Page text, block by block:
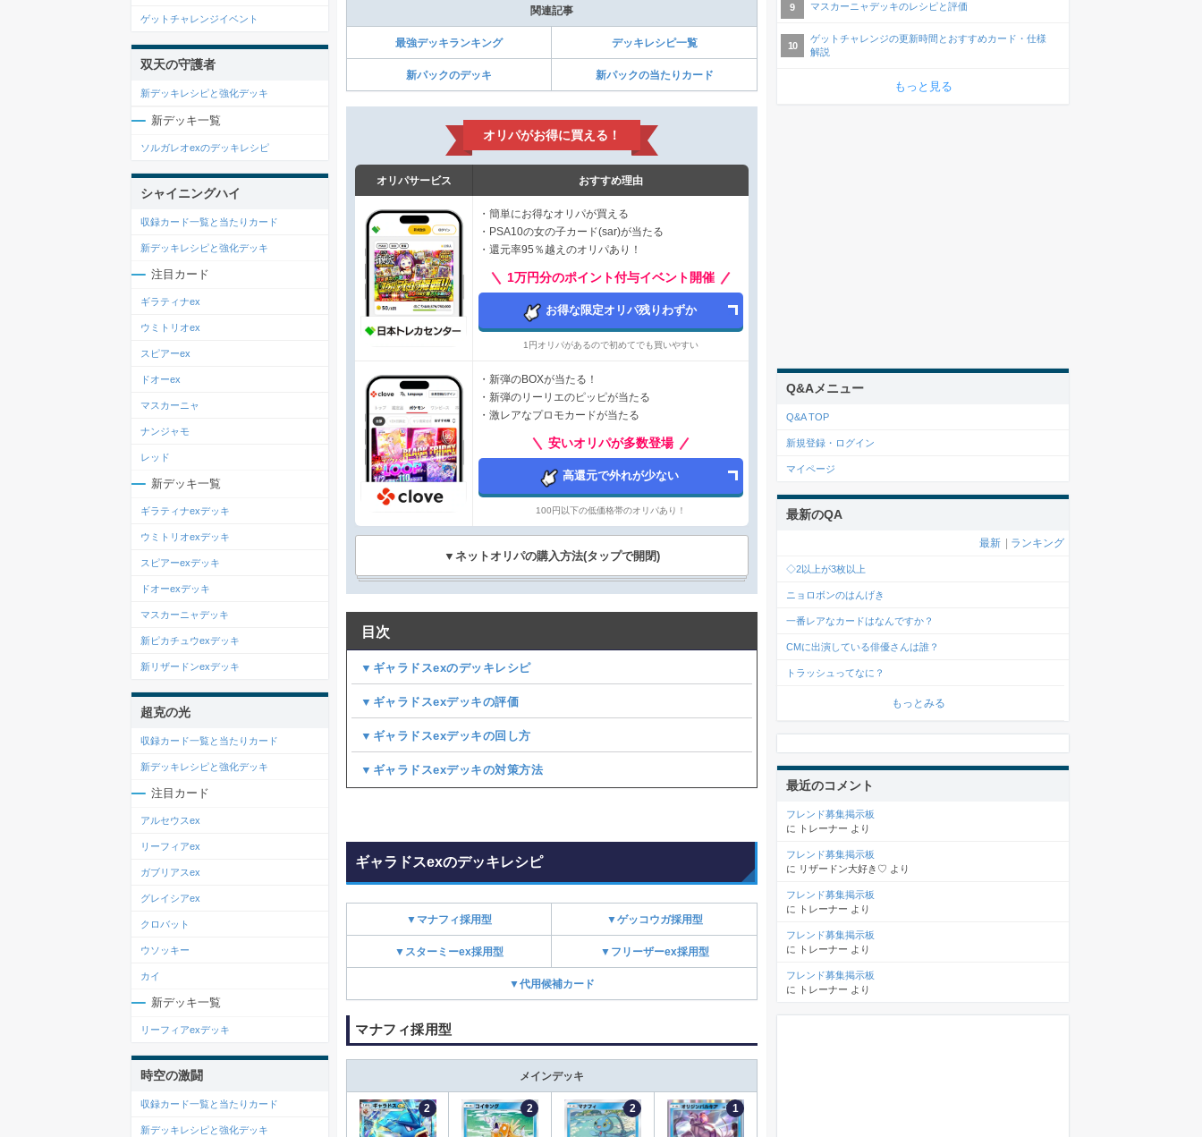
関連記事
最強デッキランキング デッキレシピ一覧
新パックのデッキ 新パックの当たりカード
オリパがお得に買える！
オリパサービス おすすめ理由
・簡単にお得なオリパが買える
・PSA10の女の子カード(sar)が当たる
・還元率95％越えのオリパあり！
1万円分のポイント付与イベント開催
お得な限定オリパ残りわずか
1円オリパがあるので初めてでも買いやすい
・新弾のBOXが当たる！
・新弾のリーリエのピッピが当たる
・激レアなプロモカードが当たる
安いオリパが多数登場
高還元で外れが少ない
100円以下の低価格帯のオリパあり！
▼ネットオリパの購入方法(タップで開閉)
目次
▼ギャラドスexのデッキレシピ
▼ギャラドスexデッキの評価
▼ギャラドスexデッキの回し方
▼ギャラドスexデッキの対策方法
ギャラドスexのデッキレシピ
▼マナフィ採用型 ▼ゲッコウガ採用型
▼スターミーex採用型 ▼フリーザーex採用型
▼代用候補カード
マナフィ採用型
メインデッキ
ゲットチャレンジイベント
双天の守護者
新デッキレシピと強化デッキ
新デッキ一覧
ソルガレオexのデッキレシピ
シャイニングハイ
収録カード一覧と当たりカード
新デッキレシピと強化デッキ
注目カード
ギラティナex
ウミトリオex
スピアーex
ドオーex
マスカーニャ
ナンジャモ
レッド
新デッキ一覧
ギラティナexデッキ
ウミトリオexデッキ
スピアーexデッキ
ドオーexデッキ
マスカーニャデッキ
新ピカチュウexデッキ
新リザードンexデッキ
超克の光
収録カード一覧と当たりカード
新デッキレシピと強化デッキ
注目カード
アルセウスex
リーフィアex
ガブリアスex
グレイシアex
クロバット
ウソッキー
カイ
新デッキ一覧
リーフィアexデッキ
時空の激闘
収録カード一覧と当たりカード
新デッキレシピと強化デッキ
マスカーニャデッキのレシピと評価
ゲットチャレンジの更新時間とおすすめカード・仕様
解説
もっと見る
Q&Aメニュー
Q&A TOP
新規登録・ログイン
マイページ
最新のQA
最新 ランキング
◇2以上が3枚以上
ニョロボンのはんげき
一番レアなカードはなんですか？
CMに出演している俳優さんは誰？
トラッシュってなに？
もっとみる
最近のコメント
フレンド募集掲示板
に
トレーナー より
フレンド募集掲示板
に リザードン大好き♡ より
フレンド募集掲示板
に
トレーナー より
フレンド募集掲示板
に
トレーナー より
フレンド募集掲示板
に
トレーナー より